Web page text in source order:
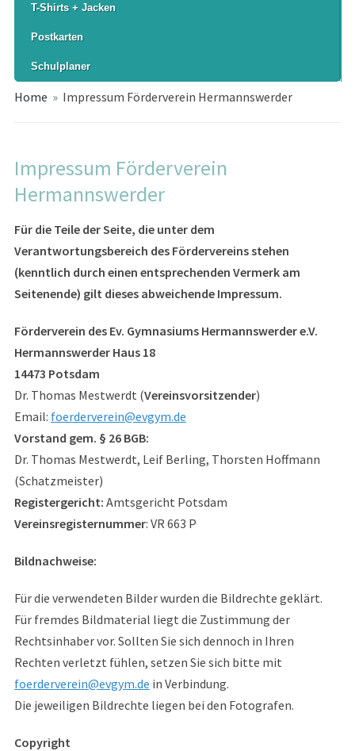
T-Shirts + Jacken
Postkarten
Schulplaner
Home » Impressum Förderverein Hermannswerder
Impressum Förderverein
Hermannswerder
Für die Teile der Seite, die unter dem
Verantwortungsbereich des Fördervereins stehen
(kenntlich durch einen entsprechenden Vermerk am
Seitenende) gilt dieses abweichende Impressum.
Förderverein des Ev. Gymnasiums Hermannswerder e.V.
Hermannswerder Haus 18
14473 Potsdam
Dr. Thomas Mestwerdt (Vereinsvorsitzender)
Email: foerderverein@evgym.de
Vorstand gem. § 26 BGB:
Dr. Thomas Mestwerdt, Leif Berling, Thorsten Hoffmann
(Schatzmeister)
Registergericht: Amtsgericht Potsdam
Vereinsregisternummer: VR 663 P
Bildnachweise:
Für die verwendeten Bilder wurden die Bildrechte geklärt.
Für fremdes Bildmaterial liegt die Zustimmung der
Rechtsinhaber vor. Sollten Sie sich dennoch in Ihren
Rechten verletzt fühlen, setzen Sie sich bitte mit
foerderverein@evgym.de in Verbindung.
Die jeweiligen Bildrechte liegen bei den Fotografen.
Copyright